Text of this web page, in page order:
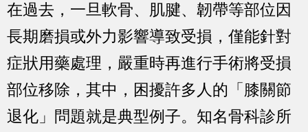
在過去，一旦軟骨、肌腱、韌帶等部位因
長期磨損或外力影響導致受損，僅能針對
症狀用藥處理，嚴重時再進行手術將受損
部位移除，其中，困擾許多人的「膝關節
退化」問題就是典型例子。知名骨科診所